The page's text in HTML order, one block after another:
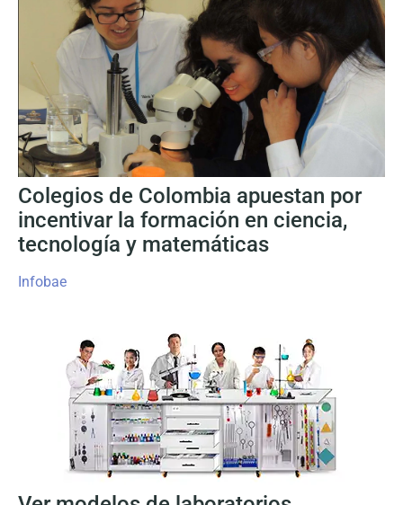
Colegios de Colombia apuestan por
incentivar la formación en ciencia,
tecnología y matemáticas
Infobae